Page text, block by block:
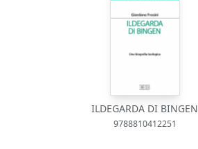
ILDEGARDA DI BINGEN
9788810412251